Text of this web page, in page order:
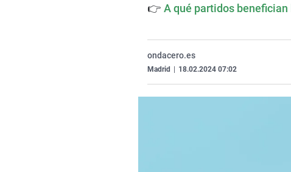
👉 A qué partidos
ondacero.es
Madrid 18.02.2024 07:02